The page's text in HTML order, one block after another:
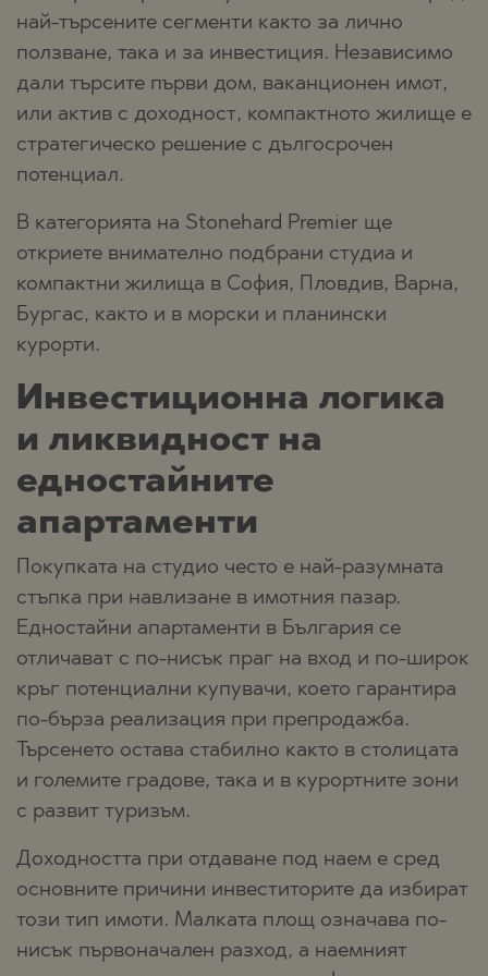
най-търсените сегменти както за лично
ползване, така и за инвестиция. Независимо
дали търсите първи дом, ваканционен имот,
или актив с доходност, компактното жилище е
стратегическо решение с дългосрочен
потенциал.
В категорията на Stonehard Premier ще
откриете внимателно подбрани студиа и
компактни жилища в София, Пловдив, Варна,
Бургас, както и в морски и планински
курорти.
Инвестиционна логика
и ликвидност на
едностайните
апартаменти
Покупката на студио често е най-разумната
стъпка при навлизане в имотния пазар.
Едностайни апартаменти в България се
отличават с по-нисък праг на вход и по-широк
кръг потенциални купувачи, което гарантира
по-бърза реализация при препродажба.
Търсенето остава стабилно както в столицата
и големите градове, така и в курортните зони
с развит туризъм.
Доходността при отдаване под наем е сред
основните причини инвеститорите да избират
този тип имоти. Малката площ означава по-
нисък първоначален разход, а наемният